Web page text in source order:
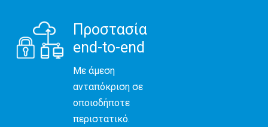
Προστασία
end-to-end
Με άμεση
ανταπόκριση σε
οποιοδήποτε
περιστατικό.